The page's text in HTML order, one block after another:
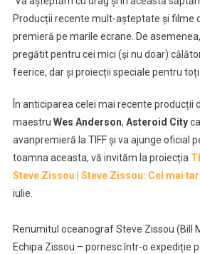
Producții recente mult-așteptate și filme
premieră pe marile ecrane. De
pregătit pentru cei mici (și nu doar)
feerice, dar și proiecții speciale pentru
În anticiparea celei mai recente producții
maestru Wes Anderson, Asteroid City
avanpremieră la TIFF și va ajunge oficial
toamna aceasta, vă invităm la proiecția
Steve Zissou | Steve Zissou: Cel mai
iulie.
Renumitul oceanograf Steve Zissou (Bill
Echipa Zissou – pornesc într-o expediție